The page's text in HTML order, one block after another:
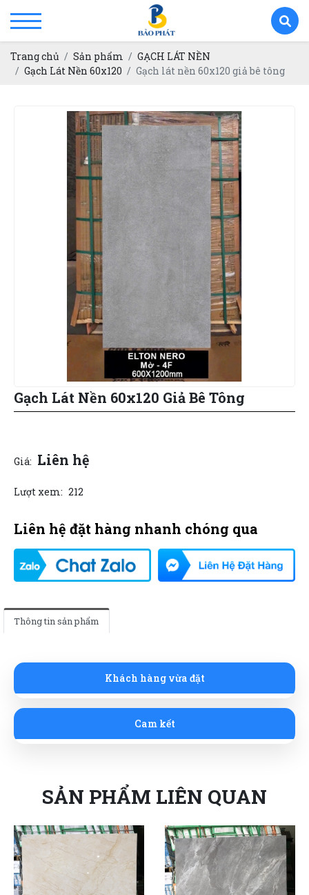
Trang chủ Sản phẩm
GẠCH LÁT NỀN
Gạch Lát Nền 60x120
Gạch lát nền 60x120 giả bê tông
Gạch Lát Nền 60x120 Giả Bê Tông
Giá: Liên hệ
Lượt xem: 212
Liên hệ đặt hàng nhanh chóng qua
Thông tin sản phẩm
Khách hàng vừa đặt
Cam kết
SẢN PHẨM LIÊN QUAN